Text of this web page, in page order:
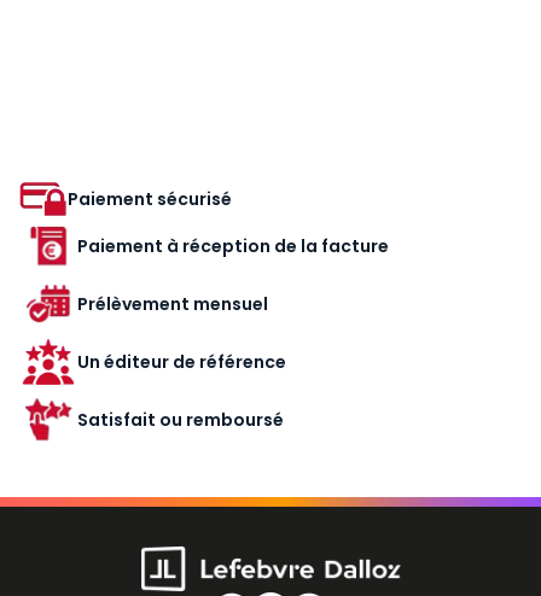
Paiement sécurisé
Paiement à réception de la facture
Prélèvement mensuel
Un éditeur de référence
Satisfait ou remboursé